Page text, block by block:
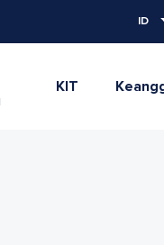
ID
KIT